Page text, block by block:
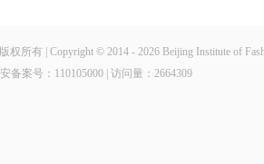
所有 | Copyright © 2014 - 2026 Beijing Institute of
备案号：110105000 | 访问量： 2664309